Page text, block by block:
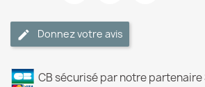
Donnez votre avis
CB sécurisé par notre partenaire